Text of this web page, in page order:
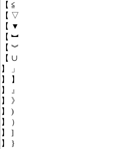
【 ≦
【 ▽
【 ▼
【 ︼
【 ︾
【 ∪
】 」
】 】
】 』
】 》
】 )
】 ）
】 ]
】 }